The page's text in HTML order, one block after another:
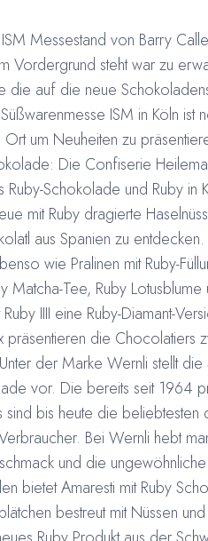
Messestand von Barry
Vordergrund steht war zu
die auf die neue
ISM in Köln
Ort um Neuheiten zu
Die Confiserie
Ruby-Schokolade und Ruby
mit Ruby dragierte
aus Spanien zu
wie Pralinen mit Ruby-
Matcha-Tee, Ruby
IIII eine Ruby-Diamant-
präsentieren die Chocolatiers
der Marke Wernli stellt
vor. Die bereits seit 1964
sind bis heute die
Bei Wernli hebt
und die
bietet Amaresti mit Ruby
bestreut mit Nüssen